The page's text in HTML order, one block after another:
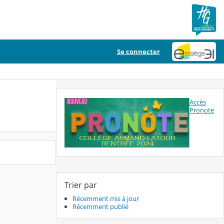
Se connecter
Accès
Pronote
Trier par
Récemment mis à jour
Récemment publié